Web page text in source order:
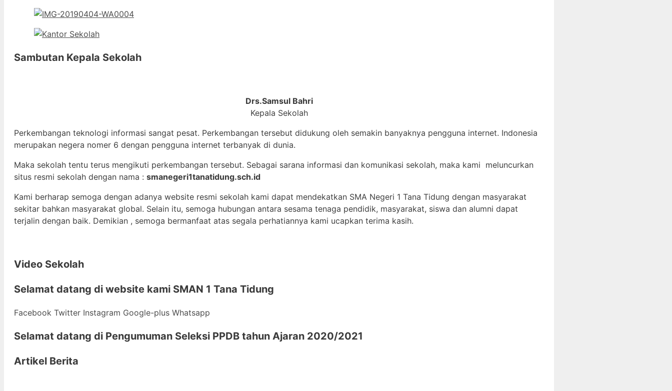
Sambutan Kepala Sekolah
Drs.Samsul Bahri
Kepala Sekolah
Perkembangan teknologi informasi sangat pesat. Perkembangan tersebut didukung oleh semakin banyaknya pengguna internet. Indonesia
merupakan negera nomer 6 dengan pengguna internet terbanyak di dunia.
Maka sekolah tentu terus mengikuti perkembangan tersebut. Sebagai sarana informasi dan komunikasi sekolah, maka kami meluncurkan
situs resmi sekolah dengan nama : smanegeri1tanatidung.sch.id
Kami berharap semoga dengan adanya website resmi sekolah kami dapat mendekatkan SMA Negeri 1 Tana Tidung dengan masyarakat
sekitar bahkan masyarakat global. Selain itu, semoga hubungan antara sesama tenaga pendidik, masyarakat, siswa dan alumni dapat
terjalin dengan baik. Demikian , semoga bermanfaat atas segala perhatiannya kami ucapkan terima kasih.
Video Sekolah
Selamat datang di website kami SMAN 1 Tana Tidung
Facebook Twitter Instagram Google-plus Whatsapp
Selamat datang di Pengumuman Seleksi PPDB tahun Ajaran 2020/2021
Artikel Berita